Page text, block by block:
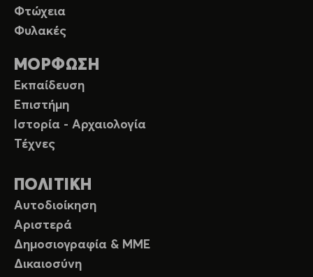
Φτώχεια
Φυλακές
ΜΟΡΦΩΣΗ
Εκπαίδευση
Επιστήμη
Ιστορία - Αρχαιολογία
Τέχνες
ΠΟΛΙΤΙΚΗ
Αυτοδιοίκηση
Αριστερά
Δημοσιογραφία & ΜΜΕ
Δικαιοσύνη